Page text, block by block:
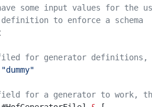
some input values for the
to enforce a schema
for generator definitions,
"dummy"
for a generator to work,